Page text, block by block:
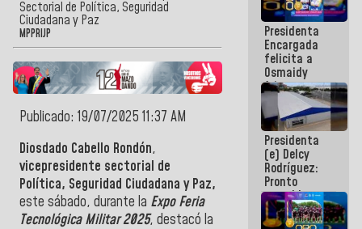
Sectorial de Política, Seguridad
Ciudadana y Paz
MPPRIJP
Publicado: 19/07/2025 11:37 AM
Diosdado Cabello Rondón,
vicepresidente sectorial de
Política, Seguridad Ciudadana y Paz,
este sábado, durante la Expo Feria
Tecnológica Militar 2025, destacó la
ejecución de
fondos de
emergencia
post-sismos
Presidenta
Encargada
felicita a
Osmaidy
Arias y
Giraly
Marcano por
hacer
historia en
los
Centroamericanos
Presidenta
(e) Delcy
Rodríguez:
Pronto
restableceremos
las
operaciones